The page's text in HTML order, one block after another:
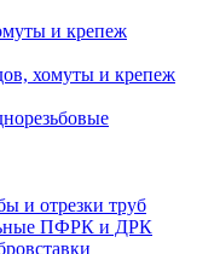
и крепеж
хомуты и крепеж
и отрезки труб
ПФРК и ДРК